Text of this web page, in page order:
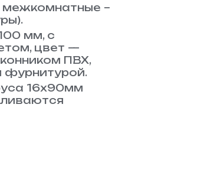
межкомнатные –
мм, с
цвет —
ПВХ,
фурнитурой.
16х90мм